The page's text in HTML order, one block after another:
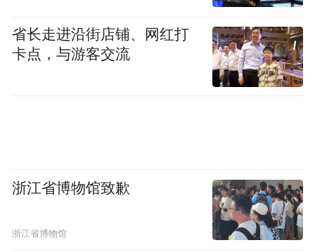
省长走进沿街店铺、网红打
卡点，与游客交流
浙江省博物馆致歉
浙江省博物馆